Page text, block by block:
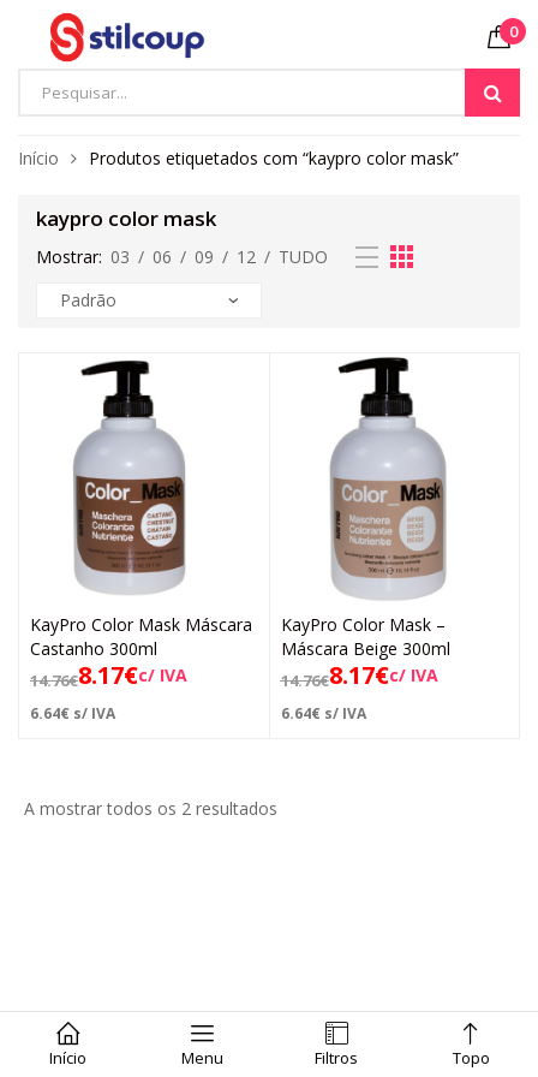
0
Início Menu Filtros Topo
Início Produtos etiquetados com “kaypro color mask”
kaypro color mask
Mostrar: 03 / 06 / 09 / 12 / TUDO
KayPro Color Mask Máscara
Castanho 300ml
14.76€8.17€c/ IVA
6.64€ s/ IVA
KayPro Color Mask –
Máscara Beige 300ml
14.76€8.17€c/ IVA
6.64€ s/ IVA
A mostrar todos os 2 resultados